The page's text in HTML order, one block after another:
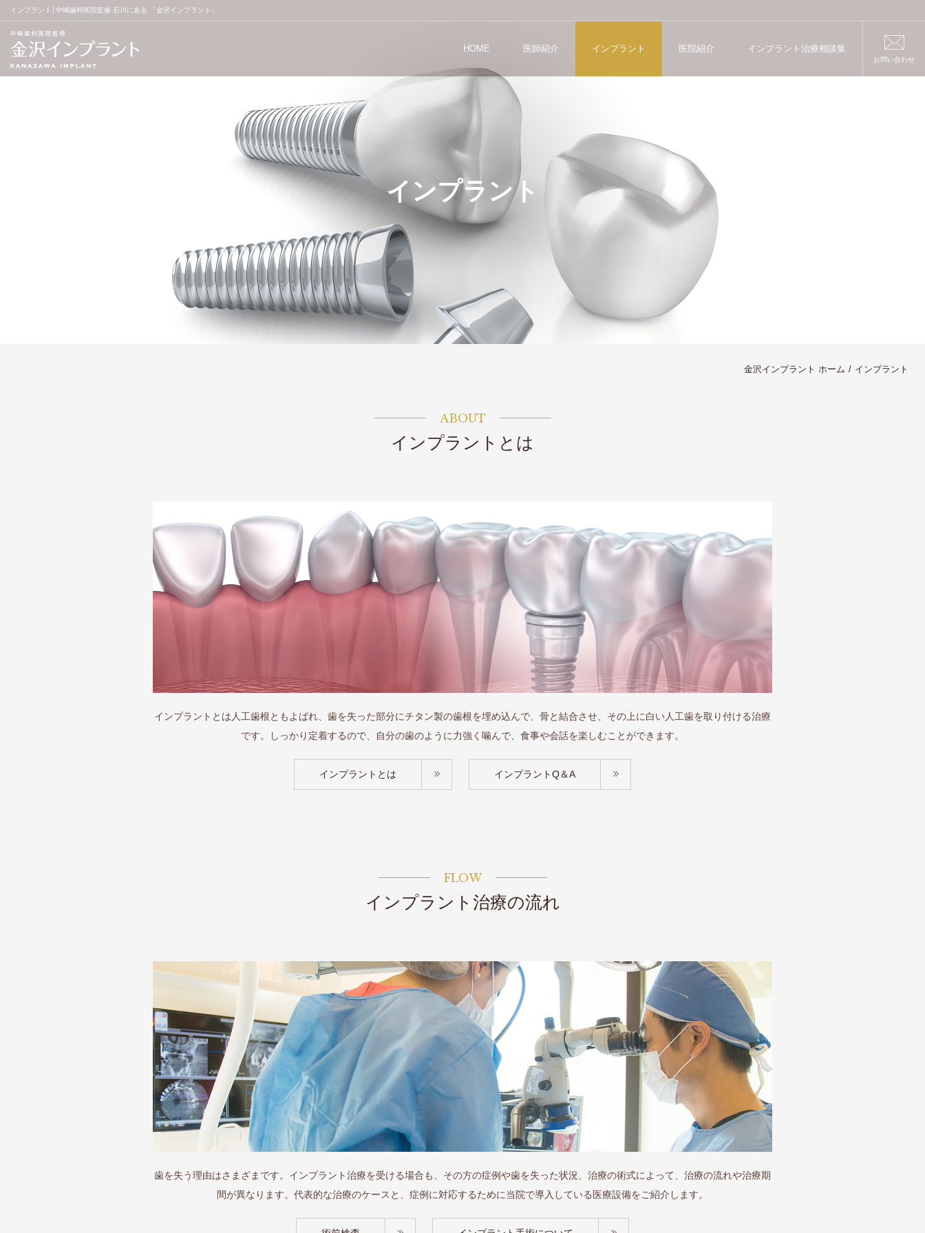
インプラント│中嶋歯科医院監修 石川にある 「金沢インプラント」
HOME 医師紹介 インプラント 医院紹介 インプラント治療相談集
お問い合わせ
インプラント
金沢インプラント ホーム インプラント
ABOUT
インプラントとは
インプラントとは人工歯根ともよばれ、歯を失った部分にチタン製の歯根を埋め込んで、骨と結合させ、その上に白い人工歯を取り付ける治療
です。しっかり定着するので、自分の歯のように力強く噛んで、食事や会話を楽しむことができます。
インプラントとは インプラントQ＆A
FLOW
インプラント治療の流れ
歯を失う理由はさまざまです。インプラント治療を受ける場合も、その方の症例や歯を失った状況、治療の術式によって、治療の流れや治療期
間が異なります。代表的な治療のケースと、症例に対応するために当院で導入している医療設備をご紹介します。